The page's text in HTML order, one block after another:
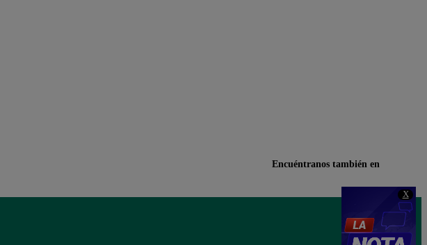
X
Encuéntranos también en